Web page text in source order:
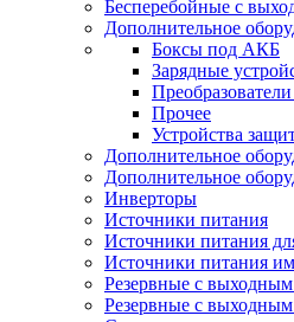
Бесперебойные с
Дополнительное
Боксы под АКБ
Зарядные
Прочее
Устройства
Дополнительное
Дополнительное
Инверторы
Источники питания
Источники питания
Источники питания
Резервные с
Резервные с